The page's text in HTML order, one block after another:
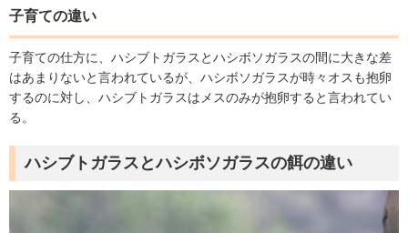
子育ての違い
子育ての仕方に、ハシブトガラスとハシボソガラスの間に大きな差
はあまりないと言われているが、ハシボソガラスが時々オスも抱卵
するのに対し、ハシブトガラスはメスのみが抱卵すると言われてい
る。
ハシブトガラスとハシボソガラスの餌の違い